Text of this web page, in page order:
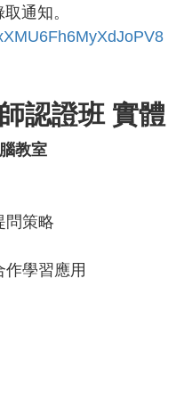
通知。
認證班 實體
教室
問策略
學習應用